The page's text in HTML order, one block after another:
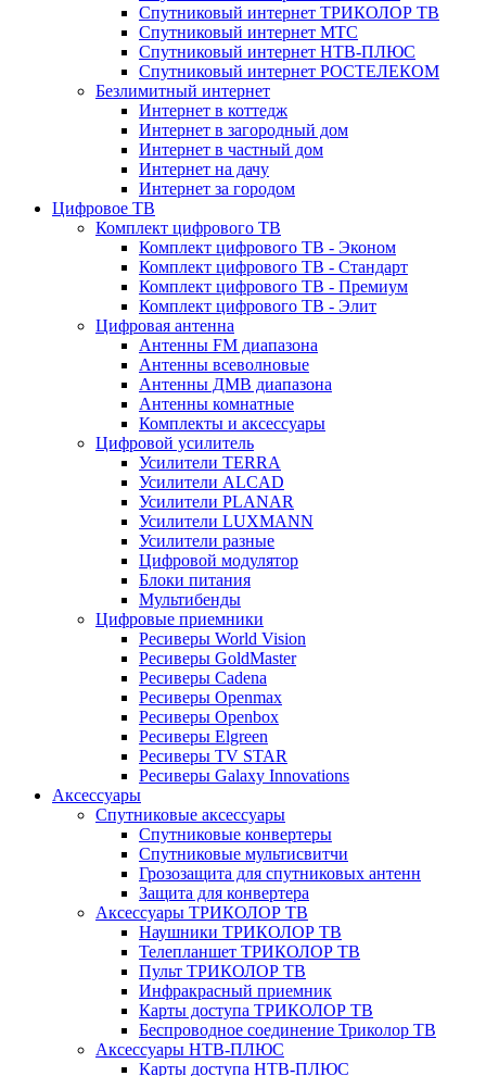
Спутниковый интернет ТРИКОЛОР ТВ
Спутниковый интернет МТС
Спутниковый интернет НТВ-ПЛЮС
Спутниковый интернет РОСТЕЛЕКОМ
Безлимитный интернет
Интернет в коттедж
Интернет в загородный дом
Интернет в частный дом
Интернет на дачу
Интернет за городом
Цифровое ТВ
Комплект цифрового ТВ
Комплект цифрового ТВ - Эконом
Комплект цифрового ТВ - Стандарт
Комплект цифрового ТВ - Премиум
Комплект цифрового ТВ - Элит
Цифровая антенна
Антенны FM диапазона
Антенны всеволновые
Антенны ДМВ диапазона
Антенны комнатные
Комплекты и аксессуары
Цифровой усилитель
Усилители TERRA
Усилители ALCAD
Усилители PLANAR
Усилители LUXMANN
Усилители разные
Цифровой модулятор
Блоки питания
Мультибенды
Цифровые приемники
Ресиверы World Vision
Ресиверы GoldMaster
Ресиверы Cadena
Ресиверы Openmax
Ресиверы Openbox
Ресиверы Elgreen
Ресиверы TV STAR
Ресиверы Galaxy Innovations
Аксессуары
Спутниковые аксессуары
Спутниковые конвертеры
Спутниковые мультисвитчи
Грозозащита для спутниковых антенн
Защита для конвертера
Аксессуары ТРИКОЛОР ТВ
Наушники ТРИКОЛОР ТВ
Телепланшет ТРИКОЛОР ТВ
Пульт ТРИКОЛОР ТВ
Инфракрасный приемник
Карты доступа ТРИКОЛОР ТВ
Беспроводное соединение Триколор ТВ
Аксессуары НТВ-ПЛЮС
Карты доступа НТВ-ПЛЮС